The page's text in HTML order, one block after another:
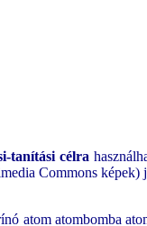
tanítási célra
Commons képek)
atom atombomba